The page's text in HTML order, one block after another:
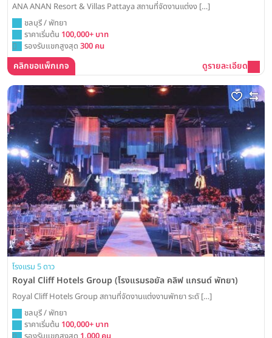
ANA ANAN Resort & Villas Pattaya สถานที่จัดงานแต่งง […]
ชลบุรี / พัทยา
ราคาเริ่มต้น 100,000+ บาท
รองรับแขกสูงสุด 300 คน
คลิกขอแพ็กเกจ ดูรายละเอียด
โรงแรม 5 ดาว
Royal Cliff Hotels Group (โรงแรมรอยัล คลิฟ แกรนด์ พัทยา)
Royal Cliff Hotels Group สถานที่จัดงานแต่งงานพัทยา ระดั […]
ชลบุรี / พัทยา
ราคาเริ่มต้น 100,000+ บาท